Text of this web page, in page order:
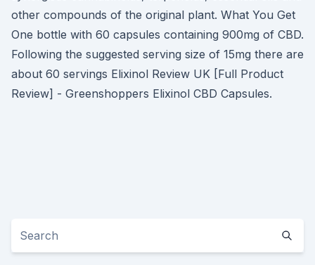
other compounds of the original plant. What You Get
One bottle with 60 capsules containing 900mg of CBD.
Following the suggested serving size of 15mg there are
about 60 servings Elixinol Review UK [Full Product
Review] - Greenshoppers Elixinol CBD Capsules.